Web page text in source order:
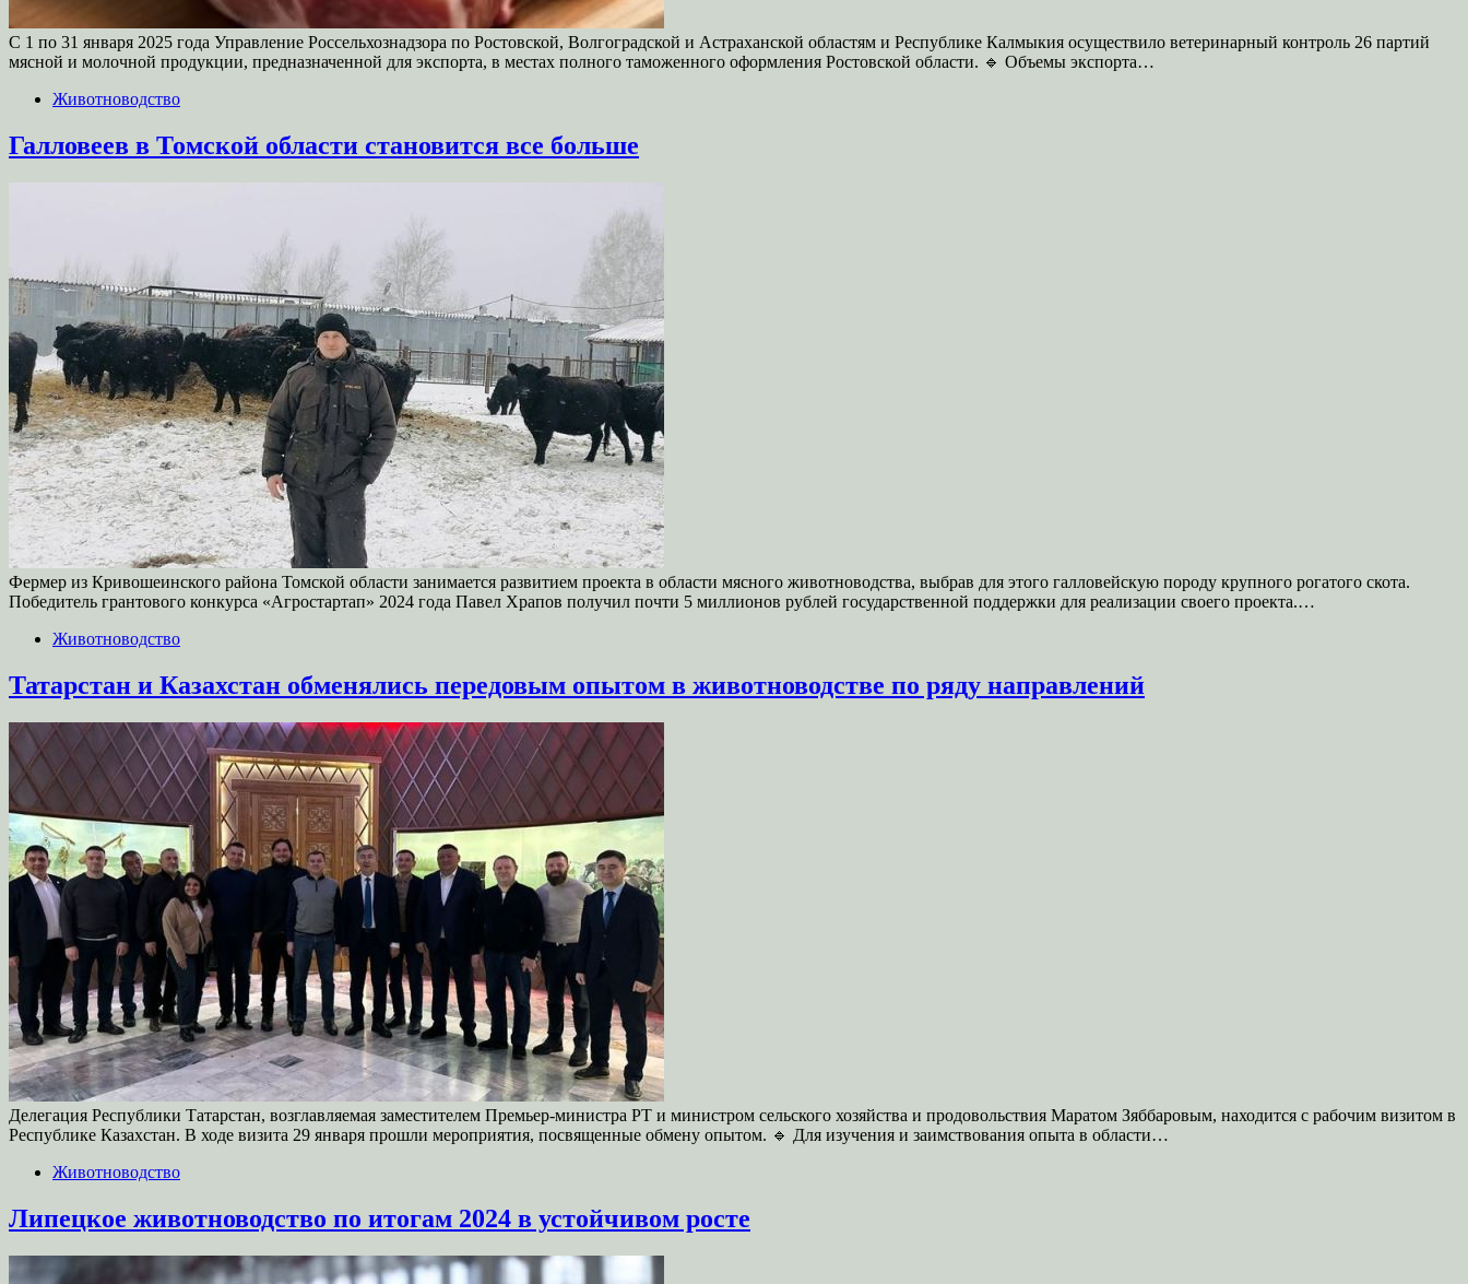
С 1 по 31 января 2025 года Управление Россельхознадзора по Ростовской, Волгоградской и Астраханской областям и Республике Калмыкия осуществило ветеринарный контроль 26 партий
мясной и молочной продукции, предназначенной для экспорта, в местах полного таможенного оформления Ростовской области. 🔹 Объемы экспорта…
Животноводство
Галловеев в Томской области становится все больше
Фермер из Кривошеинского района Томской области занимается развитием проекта в области мясного животноводства, выбрав для этого галловейскую породу крупного рогатого скота.
Победитель грантового конкурса «Агростартап» 2024 года Павел Храпов получил почти 5 миллионов рублей государственной поддержки для реализации своего проекта.…
Животноводство
Татарстан и Казахстан обменялись передовым опытом в животноводстве по ряду направлений
Делегация Республики Татарстан, возглавляемая заместителем Премьер-министра РТ и министром сельского хозяйства и продовольствия Маратом Зяббаровым, находится с рабочим визитом в
Республике Казахстан. В ходе визита 29 января прошли мероприятия, посвященные обмену опытом. 🔹 Для изучения и заимствования опыта в области…
Животноводство
Липецкое животноводство по итогам 2024 в устойчивом росте